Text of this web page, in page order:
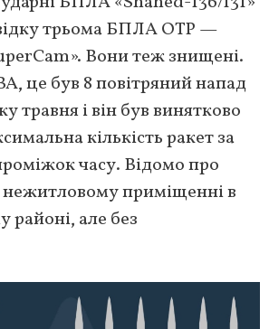
трьома БПЛА ОТР —
Вони теж знищені.
це був 8 повітряний напад
травня і він був винятково
кількість ракет за
часу. Відомо про
приміщенні в
районі, але без